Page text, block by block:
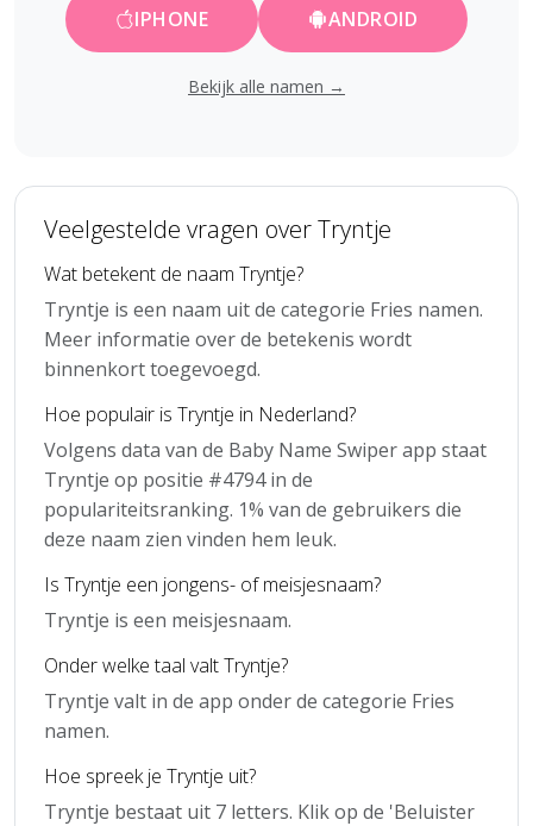
IPHONE ANDROID
Bekijk alle namen →
Veelgestelde vragen over Tryntje
Wat betekent de naam Tryntje?
Tryntje is een naam uit de categorie Fries namen.
Meer informatie over de betekenis wordt
binnenkort toegevoegd.
Hoe populair is Tryntje in Nederland?
Volgens data van de Baby Name Swiper app staat
Tryntje op positie #4794 in de
populariteitsranking. 1% van de gebruikers die
deze naam zien vinden hem leuk.
Is Tryntje een jongens- of meisjesnaam?
Tryntje is een meisjesnaam.
Onder welke taal valt Tryntje?
Tryntje valt in de app onder de categorie Fries
namen.
Hoe spreek je Tryntje uit?
Tryntje bestaat uit 7 letters. Klik op de 'Beluister